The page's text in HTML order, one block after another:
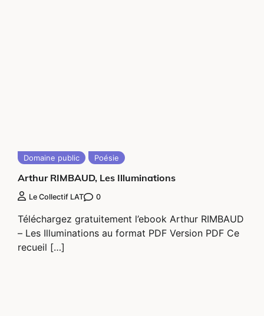
Domaine public Poésie
Arthur RIMBAUD, Les Illuminations
Le Collectif LAT 0
Téléchargez gratuitement l’ebook Arthur RIMBAUD
– Les Illuminations au format PDF Version PDF Ce
recueil […]